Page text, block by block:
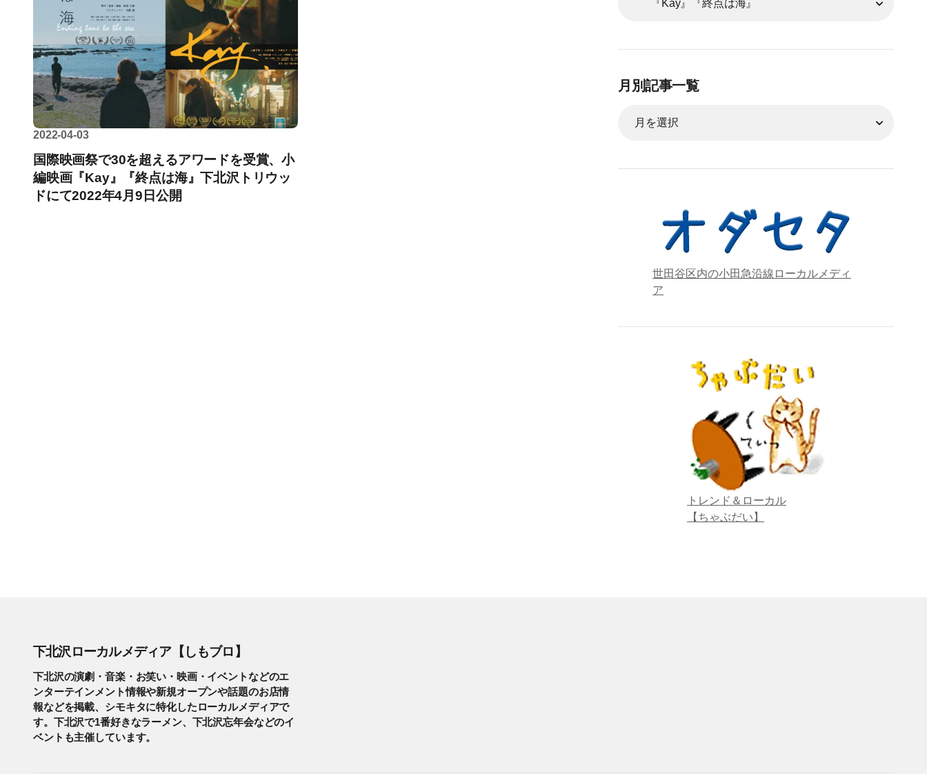
2022-04-03
国際映画祭で30を超えるアワードを受賞、小
編映画『Kay』『終点は海』下北沢トリウッ
ドにて2022年4月9日公開
月別記事一覧
世田谷区内の小田急沿線ローカルメディ
ア
トレンド＆ローカル
【ちゃぶだい】
下北沢ローカルメディア【しもブロ】
下北沢の演劇・音楽・お笑い・映画・イベントなどのエ
ンターテインメント情報や新規オープンや話題のお店情
報などを掲載、シモキタに特化したローカルメディアで
す。下北沢で1番好きなラーメン、下北沢忘年会などのイ
ベントも主催しています。